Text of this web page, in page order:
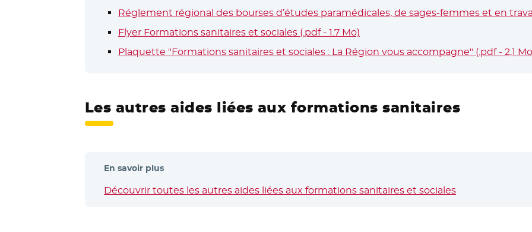
Réglement régional des bourses d’études paramédicales, de sages-femmes et en
Flyer Formations sanitaires et sociales (.pdf - 1.7 Mo)
Plaquette "Formations sanitaires et sociales : La Région vous accompagne" (.pdf - 2,1
Les autres aides liées aux formations sanitaires
En savoir plus
Découvrir toutes les autres aides liées aux formations sanitaires et sociales